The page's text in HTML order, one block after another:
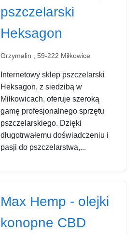
pszczelarski
Heksagon
Grzymalin , 59-222 Miłkowice
Internetowy sklep pszczelarski
Heksagon, z siedzibą w
Miłkowicach, oferuje szeroką
gamę profesjonalnego sprzętu
pszczelarskiego. Dzięki
długotrwałemu doświadczeniu i
pasji do pszczelarstwa,...
Max Hemp - olejki
konopne CBD